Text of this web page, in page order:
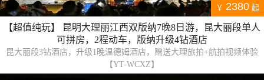
￥ 2380 起
【超值纯玩】 昆明大理丽江西双版纳7晚8日游，昆大丽段单人
可拼房，2程动车，版纳升级4钻酒店
昆大丽段3钻酒店，升级1晚温德姆酒店，赠送大理旅拍+航拍视频体验
【YT-WCXZ】